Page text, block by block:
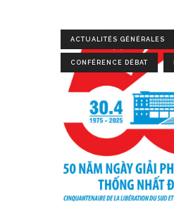
ACTUALITÉS GÉNÉRALES
CONFÉRENCE DÉBAT